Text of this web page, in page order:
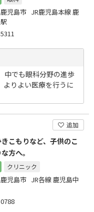
児島市 JR鹿児島本線 鹿
中でも眼科分野の進歩
よりよい医療を行うに
追加
こもりなど、子供のこ
方へ。
クリニック
児島市 JR各線 鹿児島中